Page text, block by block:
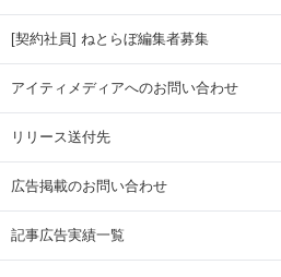
[契約社員] ねとらぼ編集者募集
アイティメディアへのお問い合わせ
リリース送付先
広告掲載のお問い合わせ
記事広告実績一覧